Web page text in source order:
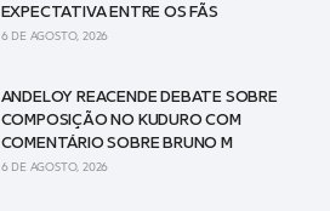
EXPECTATIVA ENTRE OS FÃS
6 DE AGOSTO, 2026
ANDELOY REACENDE DEBATE SOBRE
COMPOSIÇÃO NO KUDURO COM
COMENTÁRIO SOBRE BRUNO M
6 DE AGOSTO, 2026